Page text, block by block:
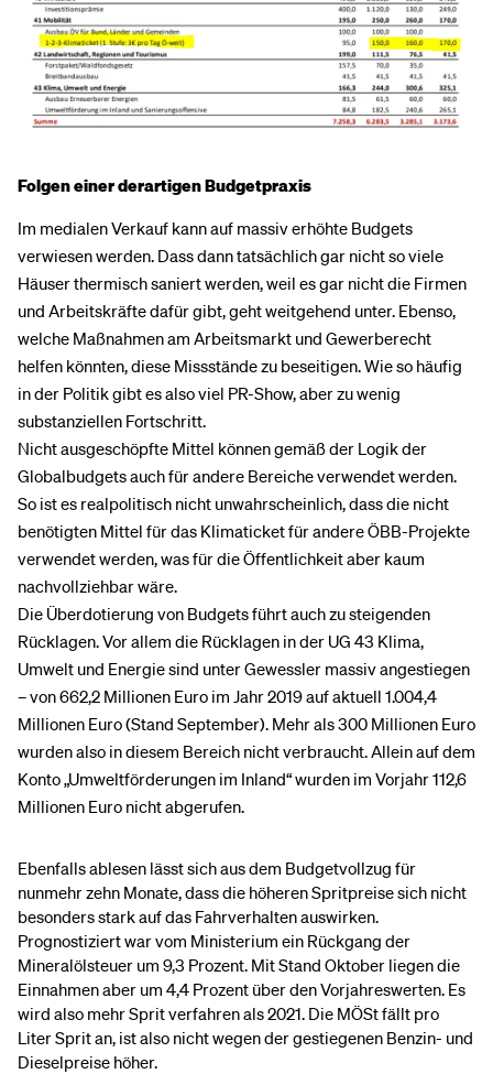
Folgen einer derartigen Budgetpraxis
Im medialen Verkauf kann auf massiv erhöhte Budgets
verwiesen werden. Dass dann tatsächlich gar nicht so viele
Häuser thermisch saniert werden, weil es gar nicht die Firmen
und Arbeitskräfte dafür gibt, geht weitgehend unter. Ebenso,
welche Maßnahmen am Arbeitsmarkt und Gewerberecht
helfen könnten, diese Missstände zu beseitigen. Wie so häufig
in der Politik gibt es also viel PR-Show, aber zu wenig
substanziellen Fortschritt.
Nicht ausgeschöpfte Mittel können gemäß der Logik der
Globalbudgets auch für andere Bereiche verwendet werden.
So ist es realpolitisch nicht unwahrscheinlich, dass die nicht
benötigten Mittel für das Klimaticket für andere ÖBB-Projekte
verwendet werden, was für die Öffentlichkeit aber kaum
nachvollziehbar wäre.
Die Überdotierung von Budgets führt auch zu steigenden
Rücklagen. Vor allem die Rücklagen in der UG 43 Klima,
Umwelt und Energie sind unter Gewessler massiv angestiegen
– von 662,2 Millionen Euro im Jahr 2019 auf aktuell 1.004,4
Millionen Euro (Stand September). Mehr als 300 Millionen Euro
wurden also in diesem Bereich nicht verbraucht. Allein auf dem
Konto „Umweltförderungen im Inland“ wurden im Vorjahr 112,6
Millionen Euro nicht abgerufen.
Ebenfalls ablesen lässt sich aus dem Budgetvollzug für
nunmehr zehn Monate, dass die höheren Spritpreise sich nicht
besonders stark auf das Fahrverhalten auswirken.
Prognostiziert war vom Ministerium ein Rückgang der
Mineralölsteuer um 9,3 Prozent. Mit Stand Oktober liegen die
Einnahmen aber um 4,4 Prozent über den Vorjahreswerten. Es
wird also mehr Sprit verfahren als 2021. Die MÖSt fällt pro
Liter Sprit an, ist also nicht wegen der gestiegenen Benzin- und
Dieselpreise höher.